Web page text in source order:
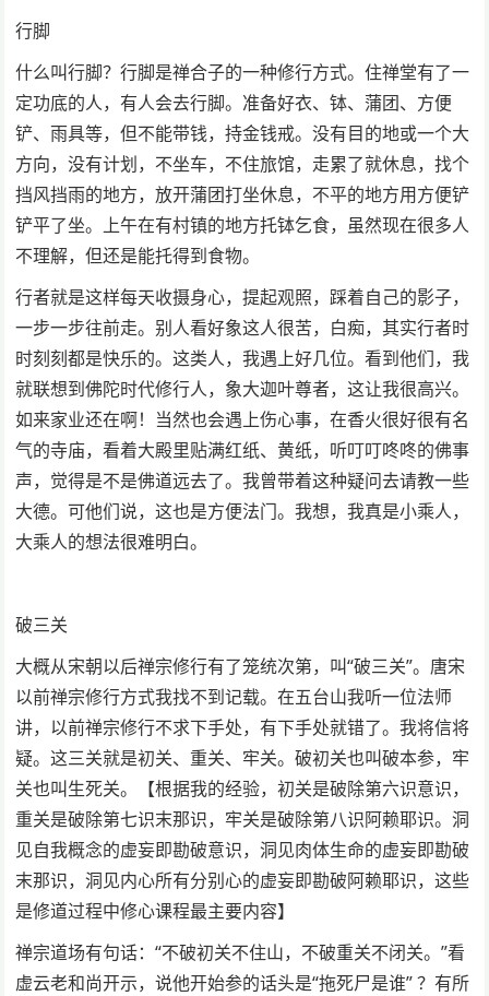
行脚
什么叫行脚？行脚是禅合子的一种修行方式。住禅堂有了一
定功底的人，有人会去行脚。准备好衣、钵、蒲团、方便
铲、雨具等，但不能带钱，持金钱戒。没有目的地或一个大
方向，没有计划，不坐车，不住旅馆，走累了就休息，找个
挡风挡雨的地方，放开蒲团打坐休息，不平的地方用方便铲
铲平了坐。上午在有村镇的地方托钵乞食，虽然现在很多人
不理解，但还是能托得到食物。
行者就是这样每天收摄身心，提起观照，踩着自己的影子，
一步一步往前走。别人看好象这人很苦，白痴，其实行者时
时刻刻都是快乐的。这类人，我遇上好几位。看到他们，我
就联想到佛陀时代修行人，象大迦叶尊者，这让我很高兴。
如来家业还在啊！当然也会遇上伤心事，在香火很好很有名
气的寺庙，看着大殿里贴满红纸、黄纸，听叮叮咚咚的佛事
声，觉得是不是佛道远去了。我曾带着这种疑问去请教一些
大德。可他们说，这也是方便法门。我想，我真是小乘人，
大乘人的想法很难明白。
破三关
大概从宋朝以后禅宗修行有了笼统次第，叫“破三关”。唐宋
以前禅宗修行方式我找不到记载。在五台山我听一位法师
讲，以前禅宗修行不求下手处，有下手处就错了。我将信将
疑。这三关就是初关、重关、牢关。破初关也叫破本参，牢
关也叫生死关。【根据我的经验，初关是破除第六识意识，
重关是破除第七识末那识，牢关是破除第八识阿赖耶识。洞
见自我概念的虚妄即勘破意识，洞见肉体生命的虚妄即勘破
末那识，洞见内心所有分别心的虚妄即勘破阿赖耶识，这些
是修道过程中修心课程最主要内容】
禅宗道场有句话：“不破初关不住山，不破重关不闭关。”看
虚云老和尚开示，说他开始参的话头是“拖死尸是谁” ？有所